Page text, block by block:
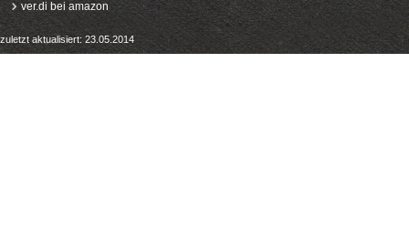
ver.di bei amazon
zuletzt aktualisiert: 23.05.2014